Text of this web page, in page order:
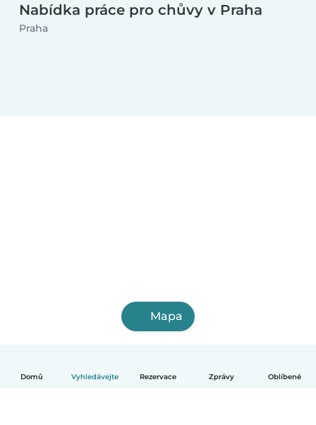
Domů Vyhledávejte Rezervace Zprávy Oblíbené
Nabídka práce pro chůvy v Praha
Praha
Mapa